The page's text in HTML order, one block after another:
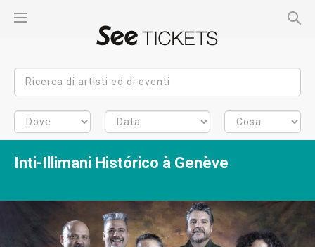
Inti-Illimani Histórico à Genève